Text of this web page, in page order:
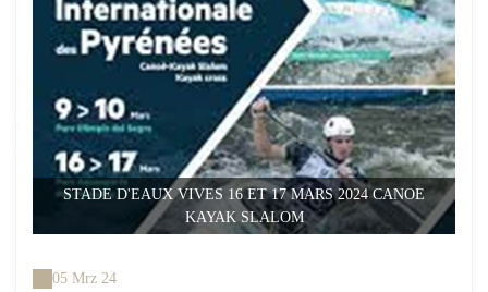
STADE D'EAUX VIVES 16 ET 17 MARS 2024 CANOE
KAYAK SLALOM
05 Mrz 24